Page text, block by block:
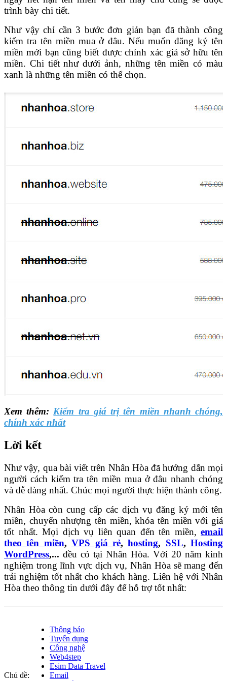
trình bày chi tiết.
Như vậy chỉ cần 3 bước đơn giản bạn đã thành công
kiểm tra tên miền mua ở đâu. Nếu muốn đăng ký tên
miền mới bạn cũng biết được chính xác giá sở hữu tên
miền. Chi tiết như dưới ảnh, những tên miền có màu
xanh là những tên miền có thể chọn.
Xem thêm: Kiểm tra giá trị tên miền nhanh chóng,
chính xác nhất
Lời kết
Như vậy, qua bài viết trên Nhân Hòa đã hướng dẫn mọi
người cách kiểm tra tên miền mua ở đâu nhanh chóng
và dễ dàng nhất. Chúc mọi người thực hiện thành công.
Nhân Hòa còn cung cấp các dịch vụ đăng ký mới tên
miền, chuyển nhượng tên miền, khóa tên miền với giá
tốt nhất. Mọi dịch vụ liên quan đến tên miền, email
theo tên miền,VPS giá rẻ,hosting, SSL, Hosting
WordPress,... đều có tại Nhân Hòa. Với 20 năm kinh
nghiệm trong lĩnh vực dịch vụ, Nhân Hòa sẽ mang đến
trải nghiệm tốt nhất cho khách hàng. Liên hệ với Nhân
Hòa theo thông tin dưới đây để hỗ trợ tốt nhất:
Chủ đề:
Thông báo
Tuyển dụng
Công nghệ
Web4step
Esim Data Travel
Email